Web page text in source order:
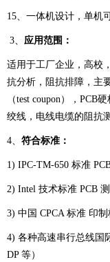
15、一体机设计，单机
3、 应用范围：
适用于工厂企业，高校
抗分析，阻抗排障，主
（test coupon），PCB
绞线，电线电缆的阻抗
4、 符合标准：
1) IPC-TM-650 标准
2) Intel 技术标准 PCB
3) 中国 CPCA 标准 印
4) 各种高速串行总线国
DP 等）